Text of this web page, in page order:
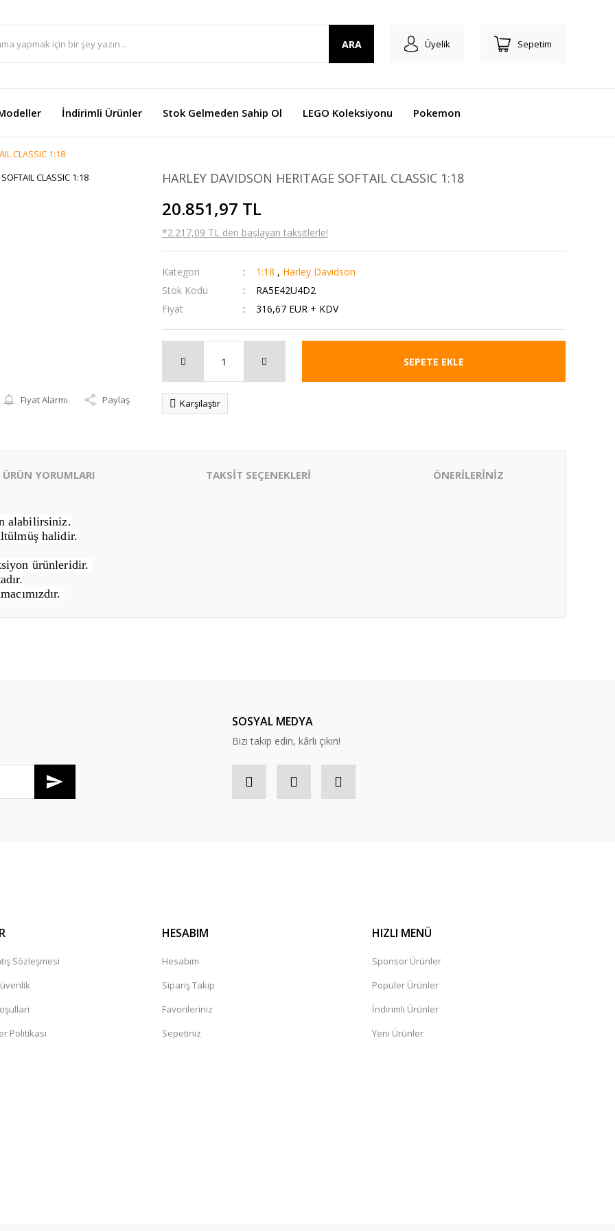
ARA Üyelik Sepetim
İndirimli Ürünler Stok Gelmeden Sahip Ol LEGO Koleksiyonu Pokemon
CLASSIC 1:18
Fiyat Alarmı Paylaş
HARLEY DAVIDSON HERITAGE SOFTAIL CLASSIC 1:18
20.851,97 TL
*2.217,09 TL den başlayan taksitlerle!
Kategori 1:18 , Harley Davidson
Stok Kodu
RA5E42U4D2
Fiyat
316,67 EUR + KDV
SEPETE EKLE
Karşılaştır
ÜRÜN YORUMLARI TAKSİT SEÇENEKLERİ ÖNERİLERİNİZ
alabilirsiniz.
halidir.
ürünleridir.
SOSYAL MEDYA
Bizi takip edin, kârlı çıkın!
Sözleşmesi
Politikası
HESABIM
Hesabım
Sipariş Takip
Favorileriniz
Sepetiniz
HIZLI MENÜ
Sponsor Ürünler
Popüler Ürünler
İndirimli Ürünler
Yeni Ürünler